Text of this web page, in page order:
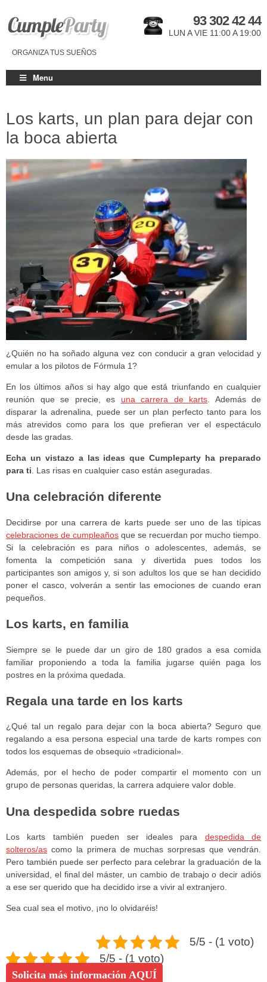
ORGANIZA TUS SUEÑOS
93 302 42 44
LUN A VIE 11:00 A 19:00
Menu
Los karts, un plan para dejar con
la boca abierta
¿Quién no ha soñado alguna vez con conducir a gran velocidad y
emular a los pilotos de Fórmula 1?
En los últimos años si hay algo que está triunfando en cualquier
reunión que se precie, es una carrera de karts . Además de
disparar la adrenalina, puede ser un plan perfecto tanto para los
más atrevidos como para los que prefieran ver el espectáculo
desde las gradas.
Echa un vistazo a las ideas que Cumpleparty ha preparado
para ti . Las risas en cualquier caso están aseguradas.
Una celebración diferente
Decidirse por una carrera de karts puede ser uno de las típicas
celebraciones de cumpleaños que se recuerdan por mucho tiempo.
Si la celebración es para niños o adolescentes, además, se
fomenta la competición sana y divertida pues todos los
participantes son amigos y, si son adultos los que se han decidido
poner el casco, volverán a sentir las emociones de cuando eran
pequeños.
Los karts, en familia
Siempre se le puede dar un giro de 180 grados a esa comida
familiar proponiendo a toda la familia jugarse quién paga los
postres en la próxima quedada.
Regala una tarde en los karts
¿Qué tal un regalo para dejar con la boca abierta? Seguro que
regalando a esa persona especial una tarde de karts rompes con
todos los esquemas de obsequio «tradicional».
Además, por el hecho de poder compartir el momento con un
grupo de personas queridas, la carrera adquiere valor doble.
Una despedida sobre ruedas
Los karts también pueden ser ideales para despedida de
solteros/as como la primera de muchas sorpresas que vendrán.
Pero también puede ser perfecto para celebrar la graduación de la
universidad, el final del máster, un cambio de trabajo o decir adiós
a ese ser querido que ha decidido irse a vivir al extranjero.
Sea cual sea el motivo, ¡no lo olvidaréis!
5/5 - (1 voto)
5/5 - (1 voto)
Solicita más información AQUÍ